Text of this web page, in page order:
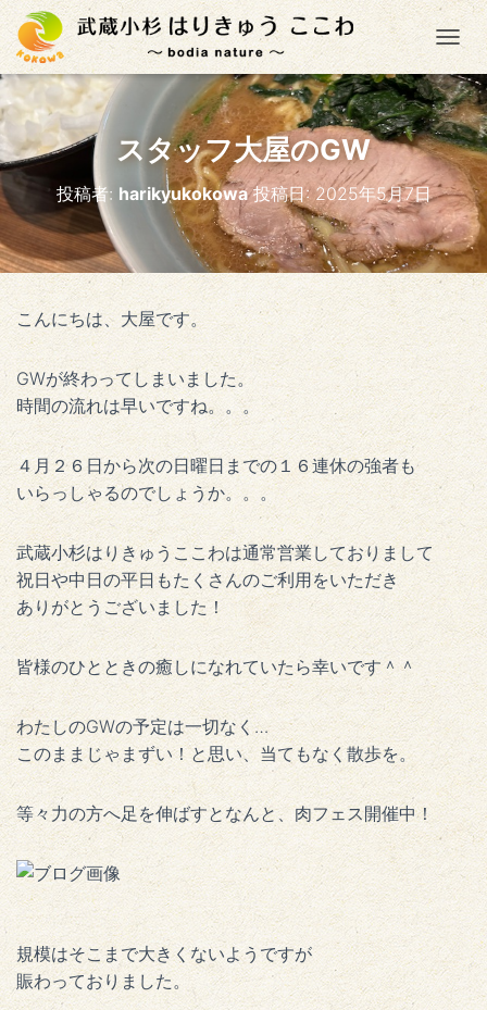
ナ
スタッフ大屋のGW
投稿者: harikyukokowa投稿日: 2025年5月7日
こんにちは、大屋です。
GWが終わってしまいました。
時間の流れは早いですね。。。
４月２６日から次の日曜日までの１６連休の強者も
いらっしゃるのでしょうか。。。
武蔵小杉はりきゅうここわは通常営業しておりまして
祝日や中日の平日もたくさんのご利用をいただき
ありがとうございました！
皆様のひとときの癒しになれていたら幸いです＾＾
わたしのGWの予定は一切なく…
このままじゃまずい！と思い、当てもなく散歩を。
等々力の方へ足を伸ばすとなんと、肉フェス開催中！
規模はそこまで大きくないようですが
賑わっておりました。